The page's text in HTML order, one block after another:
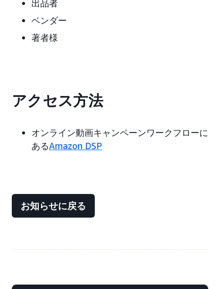
出品者
ベンダー
著者様
アクセス方法
オンライン動画キャンペーンワークフローに
あるAmazon DSP
お知らせに戻る